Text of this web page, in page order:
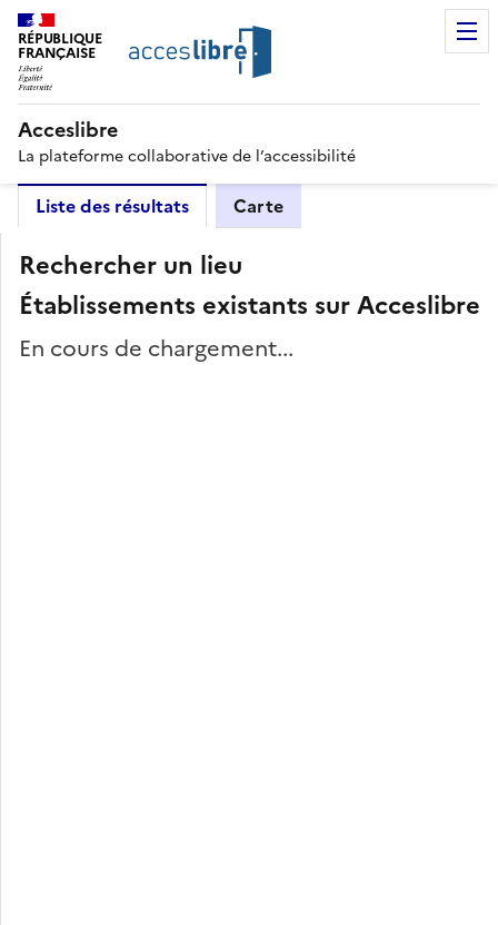
RÉPUBLIQUE
FRANÇAISE
Acceslibre
La plateforme collaborative de l’accessibilité
Liste des résultats Carte
Rechercher un lieu
Établissements existants sur Acceslibre
En cours de chargement...